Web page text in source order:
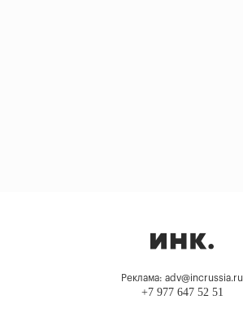
Реклама: adv@incrussia.ru
+7 977 647 52 51